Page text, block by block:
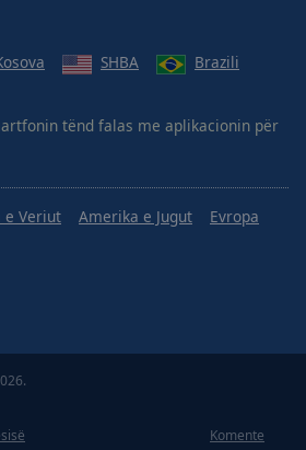
SHBA Brazili
tënd falas me aplikacionin për
e Veriut Amerika e Jugut
Evropa
Komente